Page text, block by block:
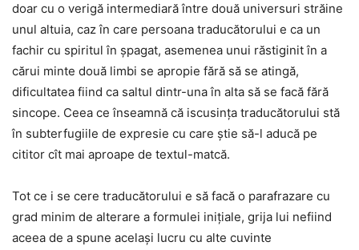
doar cu o verigă intermediară între două universuri străine
unul altuia, caz în care persoana traducătorului e ca un
fachir cu spiritul în șpagat, asemenea unui răstiginit în a
cărui minte două limbi se apropie fără să se atingă,
dificultatea fiind ca saltul dintr-una în alta să se facă fără
sincope. Ceea ce înseamnă că iscusința traducătorului stă
în subterfugiile de expresie cu care știe să-l aducă pe
cititor cît mai aproape de textul-matcă.
Tot ce i se cere traducătorului e să facă o parafrazare cu
grad minim de alterare a formulei inițiale, grija lui nefiind
aceea de a spune același lucru cu alte cuvinte